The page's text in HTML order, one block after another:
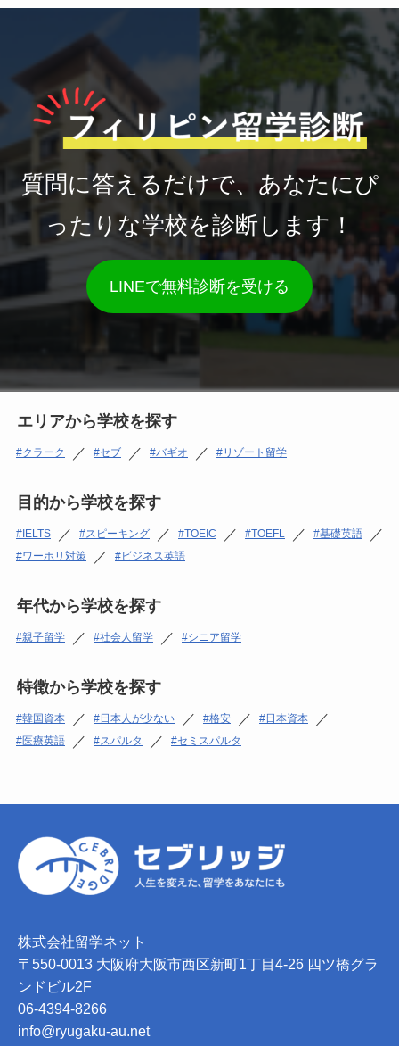
質問に答えるだけで、あなたにぴ
ったりな学校を診断します！
LINEで無料診断を受ける
エリアから学校を探す
クラーク ／ セブ ／ バギオ ／ リゾート留学
目的から学校を探す
IELTS ／ スピーキング ／ TOEIC ／ TOEFL ／ 基礎英語 ／
ワーホリ対策 ／ ビジネス英語
年代から学校を探す
親子留学 ／ 社会人留学 ／ シニア留学
特徴から学校を探す
韓国資本 ／ 日本人が少ない ／ 格安 ／ 日本資本 ／
医療英語 ／ スパルタ ／ セミスパルタ
株式会社留学ネット
〒550-0013 大阪府大阪市西区新町1丁目4-26 四ツ橋グラ
ンドビル2F
06-4394-8266
info@ryugaku-au.net